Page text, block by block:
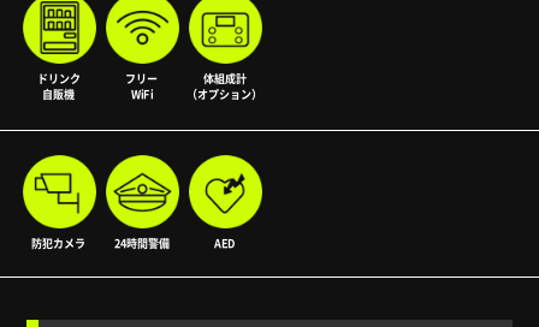
ドリンク
自販機
フリー
WiFi
体組成計
（オプション）
防犯カメラ 24時間警備 AED